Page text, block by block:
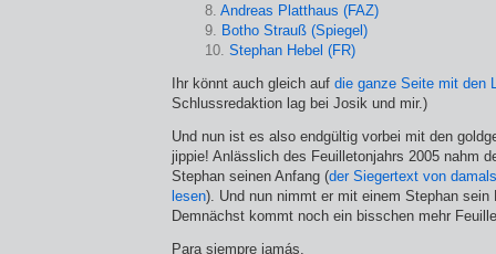
8. Andreas Platthaus (FAZ)
9. Botho Strauß (Spiegel)
10. Stephan Hebel (FR)
Ihr könnt auch gleich auf die ganze Seite mit den
Schlussredaktion lag bei Josik und mir.)
Und nun ist es also endgültig vorbei mit den
jippie! Anlässlich des Feuilletonjahrs 2005 nahm
Stephan seinen Anfang (der Siegertext von
lesen). Und nun nimmt er mit einem Stephan
Demnächst kommt noch ein bisschen mehr
Para siempre jamás,